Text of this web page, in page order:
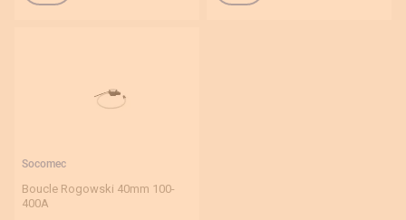
Socomec
Boucle Rogowski 40mm 100-
400A